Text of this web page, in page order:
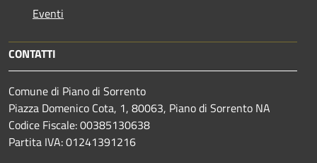
Eventi
CONTATTI
Comune di Piano di Sorrento
Piazza Domenico Cota, 1, 80063, Piano di Sorrento NA
Codice Fiscale: 00385130638
Partita IVA: 01241391216